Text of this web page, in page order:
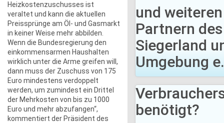
Heizkostenzuschusses ist
veraltet und kann die aktuellen
Preissprünge am Öl- und Gasmarkt
in keiner Weise mehr abbilden.
Wenn die Bundesregierung den
einkommensarmen Haushalten
wirklich unter die Arme greifen will,
dann muss der Zuschuss von 175
Euro mindestens verdoppelt
werden, um zumindest ein Drittel
der Mehrkosten von bis zu 1000
Euro und mehr abzufangen“,
kommentiert der Präsident des
und weiteren
Partnern
Siegerland
Umgebung
benötigt?